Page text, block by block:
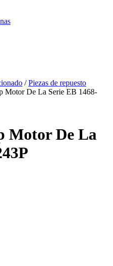
/Piezas de repuesto
Motor De La Serie EB 1468-
Motor De La